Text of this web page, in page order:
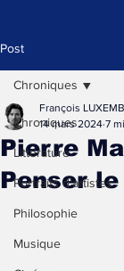
Post
Chroniques
Littérature
Portraits d'artistes
Philosophie
Musique
Chroniques
Pierre
Penser
François
14 mars 2024 7